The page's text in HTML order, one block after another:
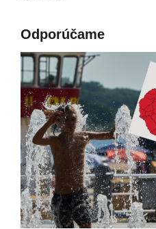
Odporúčame